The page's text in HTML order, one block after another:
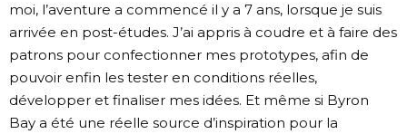
moi, l’aventure a commencé il y a 7 ans, lorsque je suis
arrivée en post-études. J’ai appris à coudre et à faire des
patrons pour confectionner mes prototypes, afin de
pouvoir enfin les tester en conditions réelles,
développer et finaliser mes idées. Et même si Byron
Bay a été une réelle source d’inspiration pour la